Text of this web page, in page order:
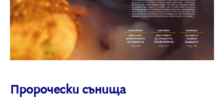
Пророчески сънища